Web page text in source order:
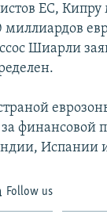
ЕС, Кипру
миллиардов
Шиарли
финансовой
Испании
Follow us